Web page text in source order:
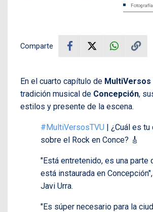
Comparte
En el cuarto capítulo de MultiVersos
tradición musical de Concepción,
estilos y presente de la escena.
#MultiVersosTVU | ¿Cuál es tu
sobre el Rock en Conce? 🎸
"Está entretenido, es una parte
está instaurada en
Javi Urra.
"Es súper necesario para la